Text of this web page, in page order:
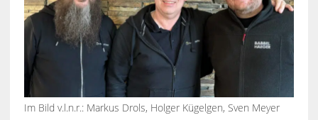
Im Bild v.l.n.r.: Markus Drols, Holger Kügelgen, Sven Meyer